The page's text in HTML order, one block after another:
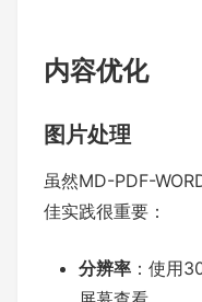
内容优化
图片处理
虽然MD-PDF-
佳实践很重要：
分辨率 ：使用